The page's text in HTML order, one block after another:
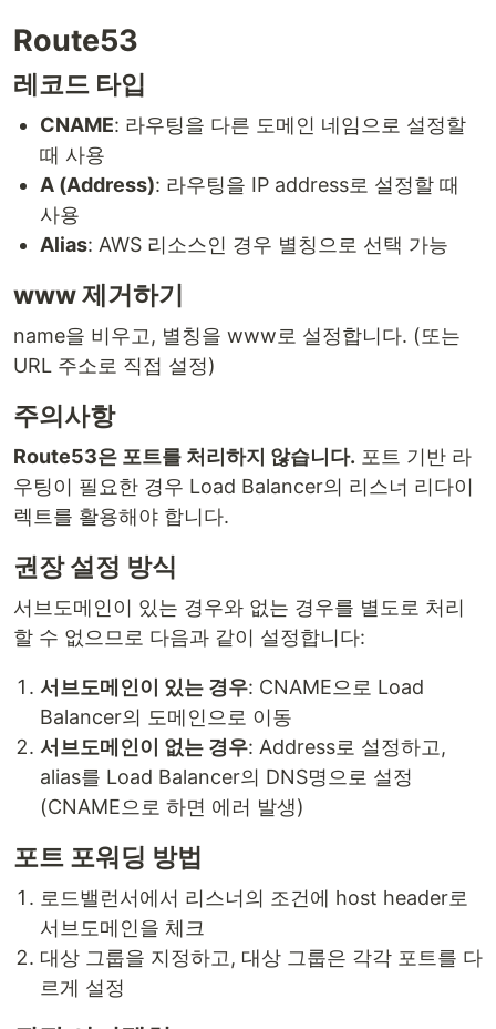
Route53
레코드 타입
CNAME: 라우팅을 다른 도메인 네임으로 설정할
때 사용
A (Address): 라우팅을 IP address로 설정할 때
사용
Alias: AWS 리소스인 경우 별칭으로 선택 가능
www 제거하기
name을 비우고, 별칭을 www로 설정합니다. (또는
URL 주소로 직접 설정)
주의사항
Route53은 포트를 처리하지 않습니다. 포트 기반 라
우팅이 필요한 경우 Load Balancer의 리스너 리다이
렉트를 활용해야 합니다.
권장 설정 방식
서브도메인이 있는 경우와 없는 경우를 별도로 처리
할 수 없으므로 다음과 같이 설정합니다:
서브도메인이 있는 경우: CNAME으로 Load
Balancer의 도메인으로 이동
서브도메인이 없는 경우: Address로 설정하고,
alias를 Load Balancer의 DNS명으로 설정
(CNAME으로 하면 에러 발생)
포트 포워딩 방법
로드밸런서에서 리스너의 조건에 host header로
서브도메인을 체크
대상 그룹을 지정하고, 대상 그룹은 각각 포트를 다
르게 설정